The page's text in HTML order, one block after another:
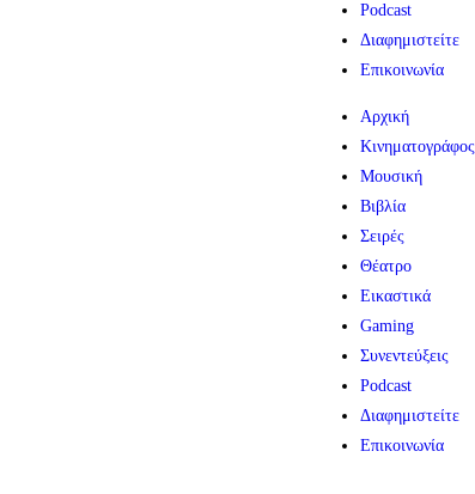
Podcast
Διαφημιστείτε
Επικοινωνία
Αρχική
Κινηματογράφος
Μουσική
Βιβλία
Σειρές
Θέατρο
Εικαστικά
Gaming
Συνεντεύξεις
Podcast
Διαφημιστείτε
Επικοινωνία